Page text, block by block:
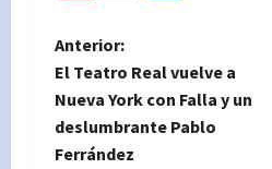
N
a
v
Anterior:
El Teatro Real vuelve a
Nueva York con Falla y un
deslumbrante Pablo
Ferrández